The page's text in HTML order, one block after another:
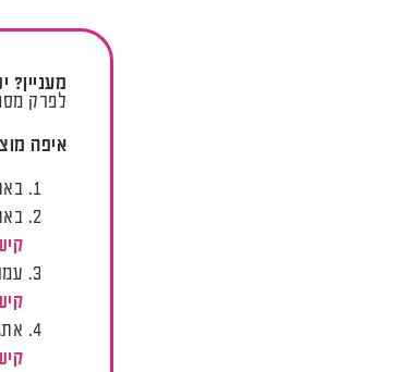
מעניין?
לפרק מספר 5 – מערכת היחסים
איפה